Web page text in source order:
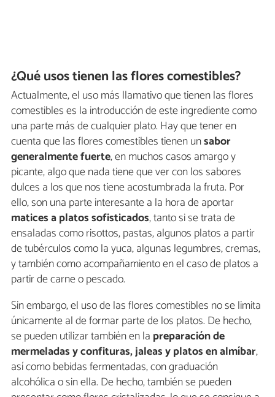
¿Qué usos tienen las flores comestibles?
Actualmente, el uso más llamativo que tienen las flores
comestibles es la introducción de este ingrediente como
una parte más de cualquier plato. Hay que tener en
cuenta que las flores comestibles tienen unsabor
generalmente fuerte, en muchos casos amargo y
picante, algo que nada tiene que ver con los sabores
dulces a los que nos tiene acostumbrada la fruta. Por
ello, son una parte interesante a la hora de aportar
matices a platos sofisticados, tanto si se trata de
ensaladas como risottos, pastas, algunos platos a partir
de tubérculos como la yuca, algunas legumbres, cremas,
y también como acompañamiento en el caso de platos a
partir de carne o pescado.
Sin embargo, el uso de las flores comestibles no se limita
únicamente al de formar parte de los platos. De hecho,
se pueden utilizar también en la preparación de
mermeladas y confituras, jaleas y platos en almíbar,
así como bebidas fermentadas, con graduación
alcohólica o sin ella. De hecho, también se pueden